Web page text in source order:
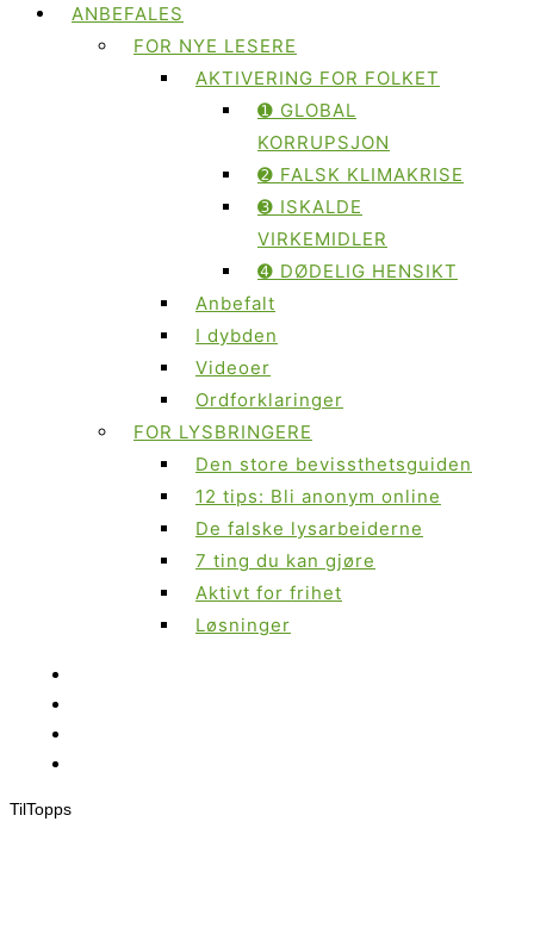
ANBEFALES
FOR NYE LESERE
AKTIVERING FOR FOLKET
➊ GLOBAL
KORRUPSJON
➋ FALSK KLIMAKRISE
➌ ISKALDE
VIRKEMIDLER
➍ DØDELIG HENSIKT
Anbefalt
I dybden
Videoer
Ordforklaringer
FOR LYSBRINGERE
Den store bevissthetsguiden
12 tips: Bli anonym online
De falske lysarbeiderne
7 ting du kan gjøre
Aktivt for frihet
Løsninger
TilTopps